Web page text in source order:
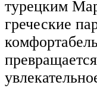
турецким
греческие